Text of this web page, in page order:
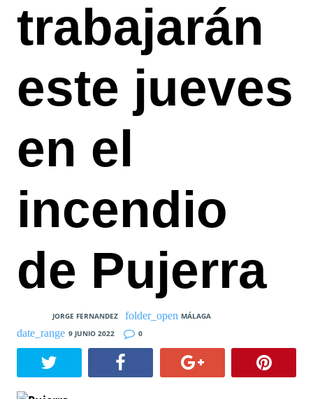
trabajarán
este jueves
en el
incendio
de Pujerra
JORGE FERNANDEZ
MÁLAGA
9 JUNIO 2022
0